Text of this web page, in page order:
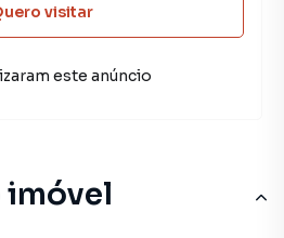
imóvel
visitar
este anúncio